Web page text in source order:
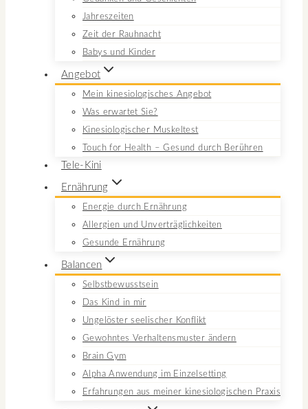
Jahreszeiten
Zeit der Rauhnacht
Babys und Kinder
Angebot
Mein kinesiologisches Angebot
Was erwartet Sie?
Kinesiologischer Muskeltest
Touch for Health – Gesund durch Berühren
Tele-Kini
Ernährung
Energie durch Ernährung
Allergien und Unverträglichkeiten
Gesunde Ernährung
Balancen
Selbstbewusstsein
Das Kind in mir
Ungelöster seelischer Konflikt
Gewohntes Verhaltensmuster ändern
Brain Gym
Alpha Anwendung im Einzelsetting
Erfahrungen aus meiner kinesiologischen Praxis